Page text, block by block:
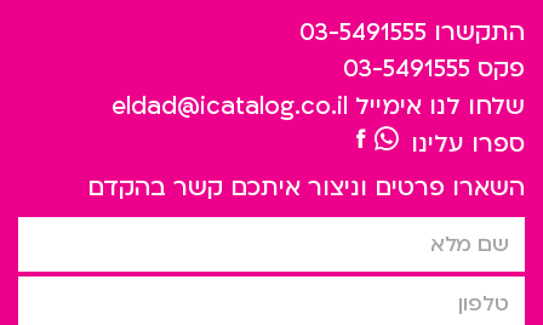
התקשרו 03-5491555
פקס 03-5491555
שלחו לנו אימייל eldad@icatalog.co.il
ספרו עלינו
השארו פרטים וניצור איתכם קשר בהקדם
שם מלא
טלפון